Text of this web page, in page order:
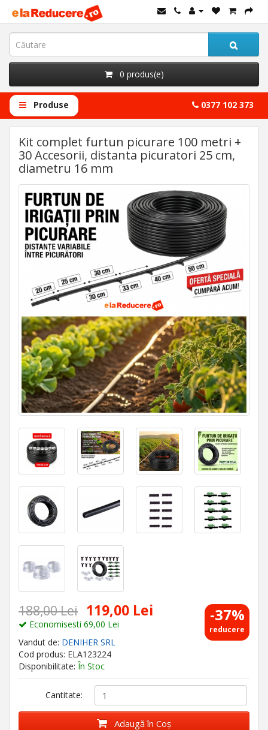
0 produs(e)
Produse 0377 102 373
Kit complet furtun picurare 100 metri +
30 Accesorii, distanta picuratori 25 cm,
diametru 16 mm
-37%
reducere
188,00 Lei 119,00 Lei
Economisesti 69,00 Lei
Vandut de: DENIHER SRL
Cod produs: ELA123224
Disponibilitate: În Stoc
Cantitate:
Adaugă în Coş